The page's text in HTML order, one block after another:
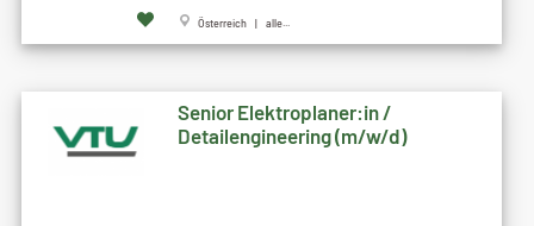
Österreich | alle...
Senior Elektroplaner:in /
Detailengineering (m/w/d)